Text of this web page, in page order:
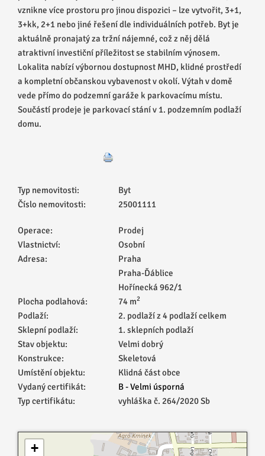
vznikne více prostoru pro jinou dispozici – lze vytvořit, 3+1,
3+kk, 2+1 nebo jiné řešení dle individuálních potřeb. Byt je
aktuálně pronajatý za tržní nájemné, což z něj dělá
atraktivní investiční příležitost se stabilním výnosem.
Lokalita nabízí výbornou dostupnost MHD, klidné prostředí
a kompletní občanskou vybavenost v okolí. Výtah v domě
vede přímo do podzemní garáže k parkovacímu místu.
Součástí prodeje je parkovací stání v 1. podzemním podlaží
domu.
Typ nemovitosti:
Byt
Číslo nemovitosti:
25001111
Operace:
Prodej
Vlastnictví:
Osobní
Adresa:
Praha
Praha-Ďáblice
Hořínecká 962/1
Plocha podlahová:
74 m2
Podlaží:
2. podlaží z 4 podlaží celkem
Sklepní podlaží:
1. sklepních podlaží
Stav objektu:
Velmi dobrý
Konstrukce:
Skeletová
Umístění objektu:
Klidná část obce
Vydaný certifikát:
B - Velmi úsporná
Typ certifikátu:
vyhláška č. 264/2020 Sb
+